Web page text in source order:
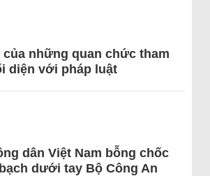
những quan chức tham
diện với pháp luật
dân Việt Nam bỗng chốc
dưới tay Bộ Công An